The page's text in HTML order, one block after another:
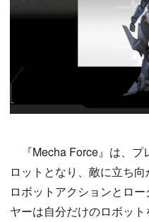
『Mecha Force』は、プ
ロットとなり、敵に立ち向
ロボットアクションとロ
ヤーは自分だけのロボッ